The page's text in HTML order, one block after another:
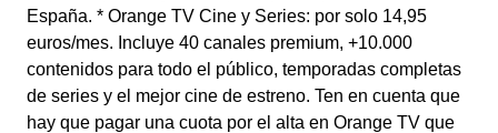
España. * Orange TV Cine y Series: por solo 14,95
euros/mes. Incluye 40 canales premium, +10.000
contenidos para todo el público, temporadas completas
de series y el mejor cine de estreno. Ten en cuenta que
hay que pagar una cuota por el alta en Orange TV que